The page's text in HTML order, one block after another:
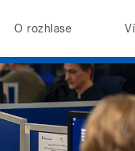
O rozhlase